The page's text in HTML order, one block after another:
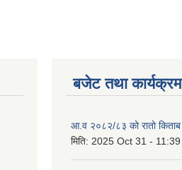
बजेट तथा कार्यक्रम
आ.व २०८२/८३ को रातो किताब
मिति: 2025 Oct 31 - 11:39